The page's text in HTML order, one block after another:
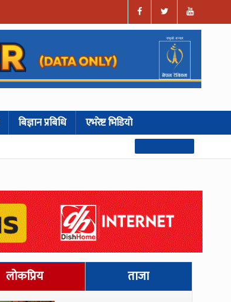
बिज्ञान प्रबिधि एभरेष्ट भिडियो
लोकप्रिय ताजा